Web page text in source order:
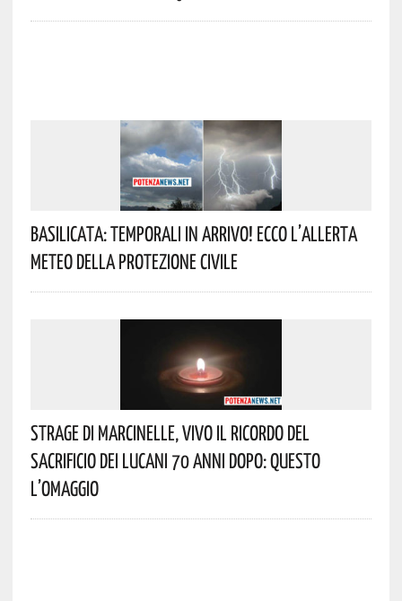
Basilicata: Temporali In Arrivo! Ecco L’allerta
Meteo Della Protezione Civile
Strage Di Marcinelle, Vivo Il Ricordo Del
Sacrificio Dei Lucani 70 Anni Dopo: Questo
L’omaggio